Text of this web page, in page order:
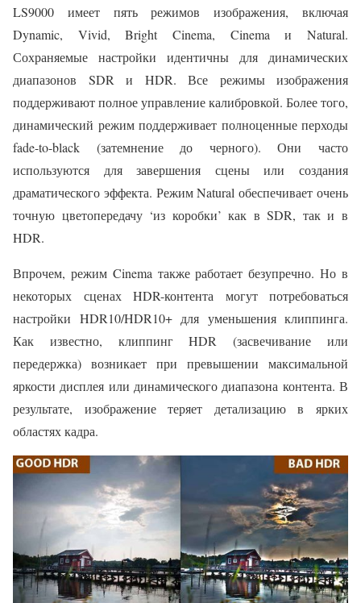
LS9000 имеет пять режимов изображения, включая
Dynamic, Vivid, Bright Cinema, Cinema и Natural.
Сохраняемые настройки идентичны для динамических
диапазонов SDR и HDR. Все режимы изображения
поддерживают полное управление калибровкой. Более того,
динамический режим поддерживает полноценные перходы
fade-to-black (затемнение до черного). Они часто
используются для завершения сцены или создания
драматического эффекта. Режим Natural обеспечивает очень
точную цветопередачу ‘из коробки’ как в SDR, так и в
HDR.
Впрочем, режим Cinema также работает безупречно. Но в
некоторых сценах HDR-контента могут потребоваться
настройки HDR10/HDR10+ для уменьшения клиппинга.
Как известно, клиппинг HDR (засвечивание или
передержка) возникает при превышении максимальной
яркости дисплея или динамического диапазона контента. В
результате, изображение теряет детализацию в ярких
областях кадра.